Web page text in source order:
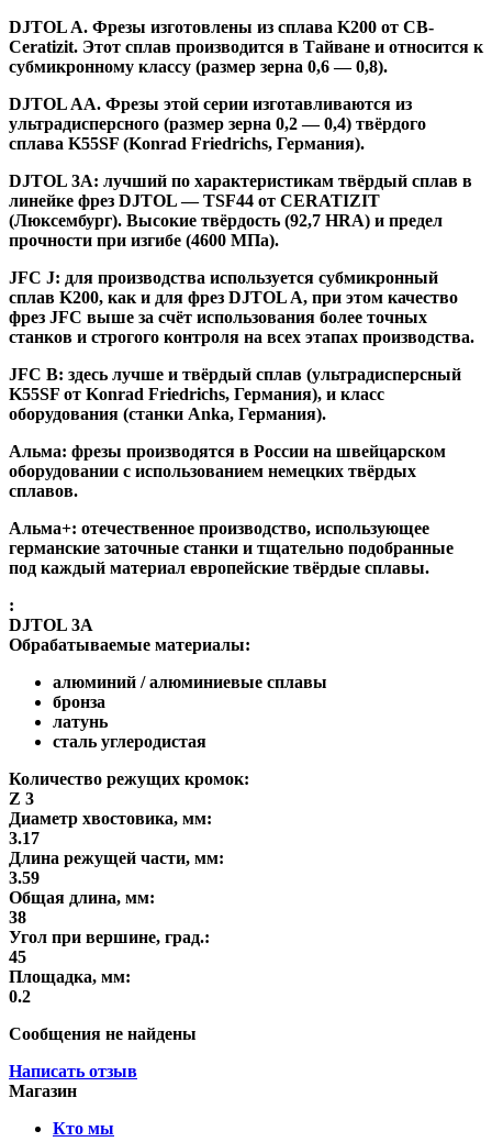
DJTOL A. Фрезы изготовлены из сплава K200 от CB-
Ceratizit. Этот сплав производится в Тайване и относится к
субмикронному классу (размер зерна 0,6 — 0,8).
DJTOL AA. Фрезы этой серии изготавливаются из
ультрадисперсного (размер зерна 0,2 — 0,4) твёрдого
сплава K55SF (Konrad Friedrichs, Германия).
DJTOL 3A: лучший по характеристикам твёрдый сплав в
линейке фрез DJTOL — TSF44 от CERATIZIT
(Люксембург). Высокие твёрдость (92,7 HRA) и предел
прочности при изгибе (4600 МПа).
JFC J: для производства используется субмикронный
сплав K200, как и для фрез DJTOL A, при этом качество
фрез JFC выше за счёт использования более точных
станков и строгого контроля на всех этапах производства.
JFC B: здесь лучше и твёрдый сплав (ультрадисперсный
K55SF от Konrad Friedrichs, Германия), и класс
оборудования (станки Anka, Германия).
Альма: фрезы производятся в России на швейцарском
оборудовании с использованием немецких твёрдых
сплавов.
Альма+: отечественное производство, использующее
германские заточные станки и тщательно подобранные
под каждый материал европейские твёрдые сплавы.
:
DJTOL 3A
Обрабатываемые материалы:
алюминий / алюминиевые сплавы
бронза
латунь
сталь углеродистая
Количество режущих кромок:
Z 3
Диаметр хвостовика, мм:
3.17
Длина режущей части, мм:
3.59
Общая длина, мм:
38
Угол при вершине, град.:
45
Площадка, мм:
0.2
Сообщения не найдены
Написать отзыв
Магазин
Кто мы